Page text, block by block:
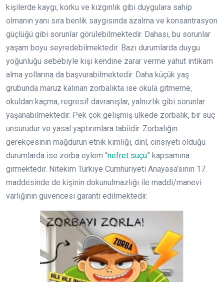
kişilerde kaygı, korku ve kızgınlık gibi duygulara sahip
olmanın yanı sıra benlik saygısında azalma ve konsantrasyon
güçlüğü gibi sorunlar görülebilmektedir. Dahası, bu sorunlar
yaşam boyu seyredebilmektedir. Bazı durumlarda duygu
yoğunluğu sebebiyle kişi kendine zarar verme yahut intikam
alma yollarına da başvurabilmektedir. Daha küçük yaş
grubunda maruz kalınan zorbalıkta ise okula gitmeme,
okuldan kaçma, regresif davranışlar, yalnızlık gibi sorunlar
yaşanabilmektedir. Pek çok gelişmiş ülkede zorbalık, bir suç
unsurudur ve yasal yaptırımlara tabiidir. Zorbalığın
gerekçesinin mağdurun etnik kimliği, dinî, cinsiyeti olduğu
durumlarda ise zorba eylem “nefret suçu” kapsamına
girmektedir. Nitekim Türkiye Cumhuriyeti Anayasa’sının 17.
maddesinde de kişinin dokunulmazlığı ile maddi/manevi
varlığının güvencesi garanti edilmektedir.